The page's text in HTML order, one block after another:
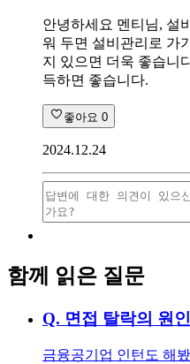
안녕하세요 멘티님, 설
워 두면 설비관리로 가
지 있으면 더욱 좋습니
득하면 좋습니다.
좋아요 0
2024.12.24
함께 읽은 질문
Q. 면접 탈락의 원인
금융공기업 인턴도 해